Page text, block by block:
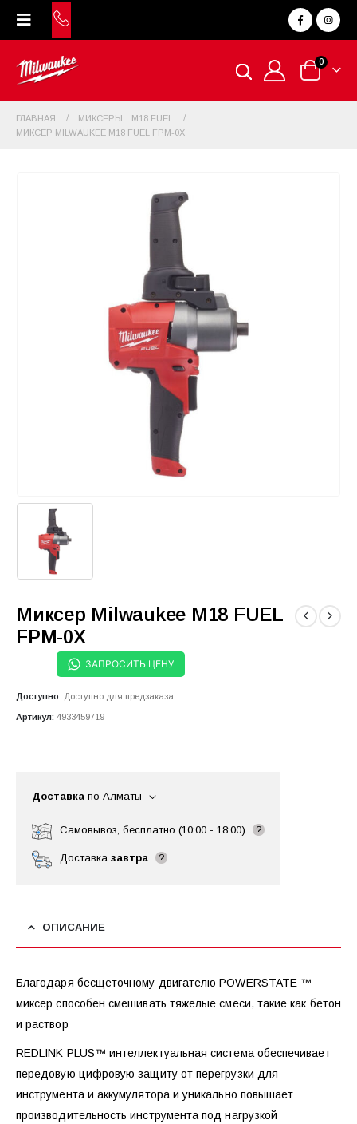
0
ГЛАВНАЯ МИКСЕРЫ
M18 FUEL
МИКСЕР MILWAUKEE M18 FUEL FPM-0X
Миксер Milwaukee M18 FUEL
FPM-0X
ЗАПРОСИТЬ ЦЕНУ
Доступно: Доступно для предзаказа
Артикул: 4933459719
Доставка по Алматы
Самовывоз, бесплатно (10:00 - 18:00) ?
Доставка завтра ?
ОПИСАНИЕ
Благодаря бесщеточному двигателю POWERSTATE ™
миксер способен смешивать тяжелые смеси, такие как бетон
и раствор
REDLINK PLUS™ интеллектуальная система обеспечивает
передовую цифровую защиту от перегрузки для
инструмента и аккумулятора и уникально повышает
производительность инструмента под нагрузкой